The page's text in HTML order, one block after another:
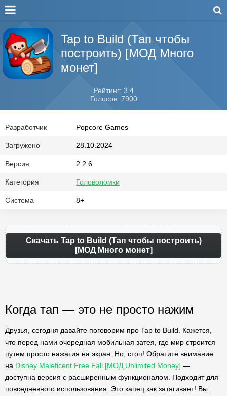
Tap to Build (Тап чтобы
построить) [МОД Много
монет]
Рейтинг: 3.4
Голосов: 7900
Разработчик Popcore Games
Загружено 28.10.2024
Версия 2.2.6
Категория Головоломки
Система 8+
Скачать Tap to Build (Тап чтобы построить)
[МОД Много монет]
Когда тап — это не просто нажим
Друзья, сегодня давайте поговорим про Tap to Build. Кажется,
что перед нами очередная мобильная затея, где мир строится
путем просто нажатия на экран. Но, стоп! Обратите внимание
на Disney Maleficent Free Fall [МОД Unlimited Money] —
доступна версия с расширенным функционалом. Подходит для
повседневного использования. Это капец как затягивает! Вы